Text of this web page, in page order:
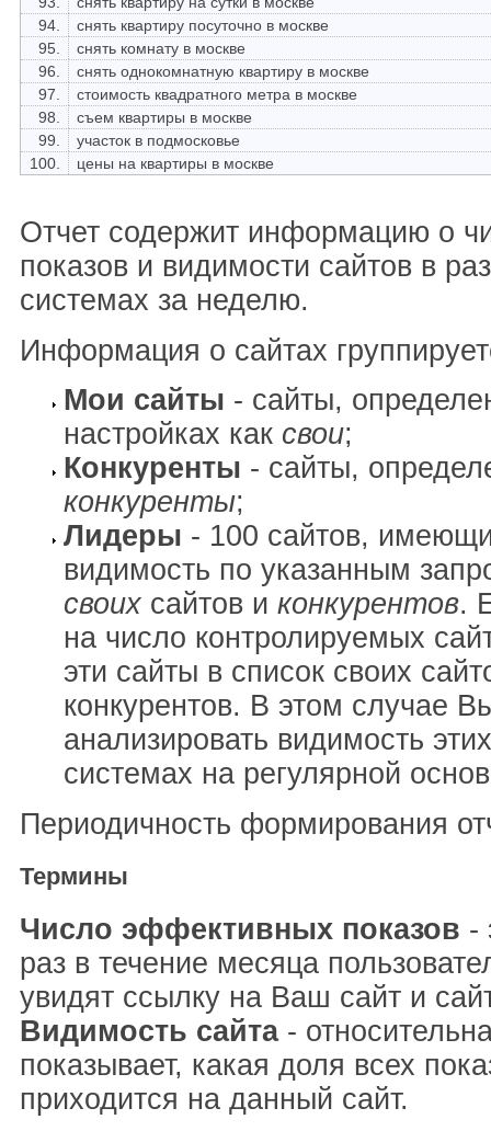
94.
снять квартиру посуточно в москве
95.
снять комнату в москве
96.
снять однокомнатную квартиру в москве
97.
стоимость квадратного метра в москве
98.
съем квартиры в москве
99.
участок в подмосковье
100.
цены на квартиры в москве
Отчет содержит информацию о
показов и видимости сайтов в
системах за неделю.
Информация о сайтах
Мои сайты - сайты,
настройках как свои;
Конкуренты - сайты,
конкуренты;
Лидеры - 100 сайтов,
видимость по указанным
своих сайтов и конкурентов.
на число контролируемых
эти сайты в список своих
конкурентов. В этом случае
анализировать видимость
системах на регулярной
Периодичность формирования
Термины
Число эффективных показов -
раз в течение месяца
увидят ссылку на Ваш сайт и
Видимость сайта-
показывает, какая доля всех
приходится на данный сайт.